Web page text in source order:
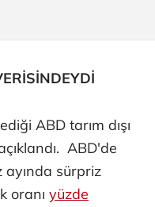
ABD tarım dışı
ABD'de
ayında sürpriz
oranı yüzde